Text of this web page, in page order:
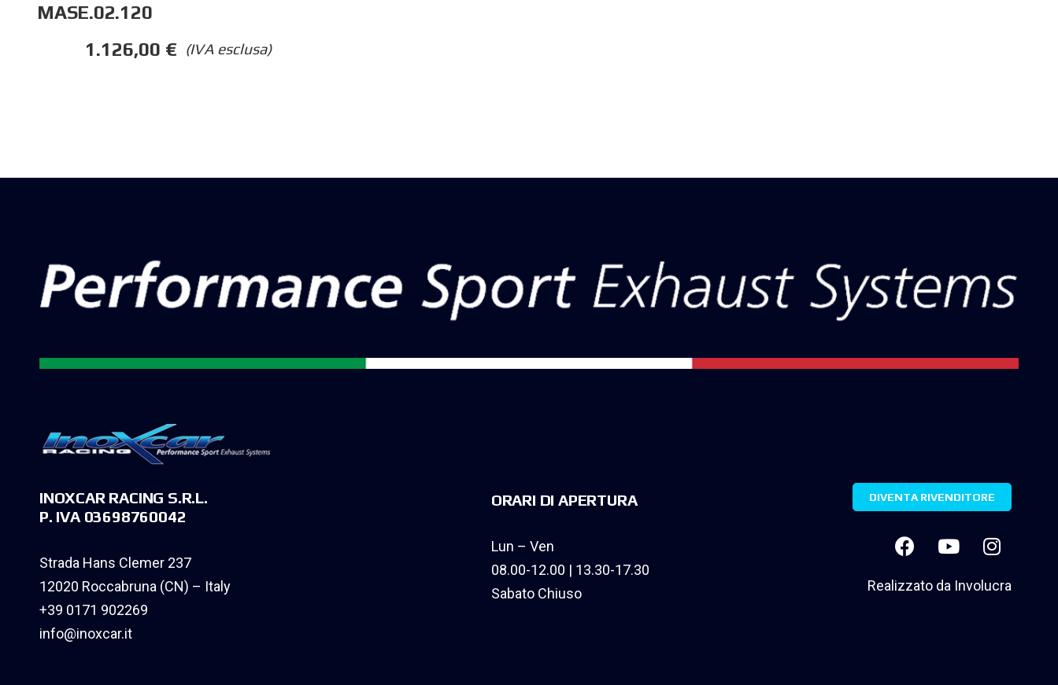
MASE.02.120
(IVA esclusa)
1.126,00 €
INOXCAR RACING S.R.L.
P. IVA 03698760042
Strada Hans Clemer 237
12020 Roccabruna (CN) – Italy
+39 0171 902269
info@inoxcar.it
ORARI DI APERTURA
Lun – Ven
08.00-12.00 | 13.30-17.30
Sabato Chiuso
DIVENTA RIVENDITORE
Realizzato da Involucra